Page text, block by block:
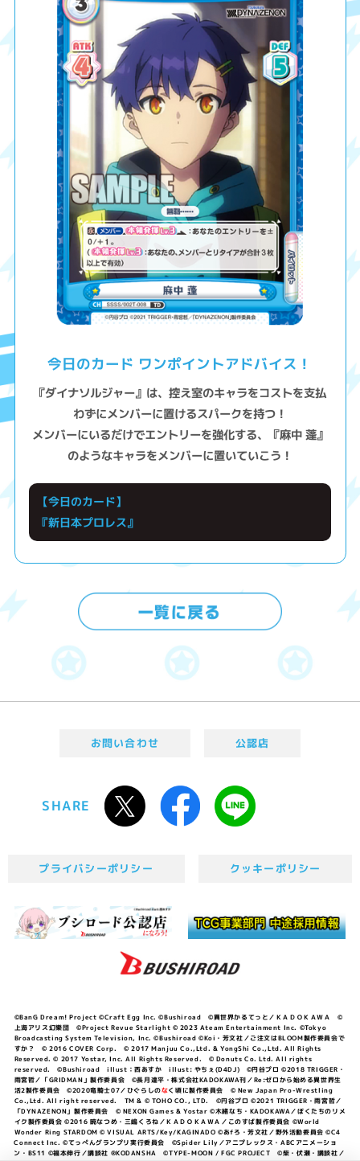
今日のカード ワンポイントアドバイス！
『ダイナソルジャー』は、控え室のキャラをコストを支払
わずにメンバーに置けるスパークを持つ！
メンバーにいるだけでエントリーを強化する、『麻中 蓬』
のようなキャラをメンバーに置いていこう！
【今日のカード】
『新日本プロレス』
お問い合わせ 公認店
SHARE
プライバシーポリシー クッキーポリシー
©BanG Dream! Project ©Craft Egg Inc. ©Bushiroad ©異世界かるてっと／ＫＡＤＯＫＡＷＡ ©
上海アリス幻樂団 ©Project Revue Starlight © 2023 Ateam Entertainment Inc. ©Tokyo
Broadcasting System Television, Inc. ©Bushiroad ©Koi・芳文社／ご注文はBLOOM製作委員会で
すか？ © 2016 COVER Corp. © 2017 Manjuu Co.,Ltd. & YongShi Co.,Ltd. All Rights
Reserved. © 2017 Yostar, Inc. All Rights Reserved. © Donuts Co. Ltd. All rights
reserved. ©Bushiroad illust：西あすか illust: やちぇ(D4DJ) ©円谷プロ ©2018 TRIGGER・
雨宮哲／「GRIDMAN」製作委員会 ©長月達平・株式会社KADOKAWA刊／Re:ゼロから始める異世界生
活2製作委員会 ©2020竜騎士07／ひぐらしのなく頃に製作委員会 © New Japan Pro-Wrestling
Co.,Ltd. All right reserved. TM & © TOHO CO., LTD. ©円谷プロ ©2021 TRIGGER・雨宮哲／
「DYNAZENON」製作委員会 © NEXON Games & Yostar ©木緒なち・KADOKAWA／ぼくたちのリメ
イク製作委員会 ©2016 暁なつめ・三嶋くろね／ＫＡＤＯＫＡＷＡ／このすば製作委員会 ©World
Wonder Ring STARDOM © VISUAL ARTS/Key/KAGINADO ©あfろ・芳文社／野外活動委員会 ©C4
Connect Inc. ©てっぺんグランプリ実行委員会 ©Spider Lily／アニプレックス・ABCアニメーショ
ン・BS11 ©福本伸行／講談社 ®KODANSHA ©TYPE-MOON / FGC PROJECT ©柴・伏瀬・講談社／